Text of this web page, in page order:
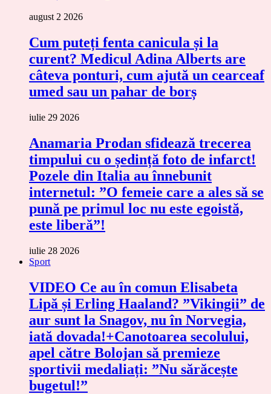
august 2 2026
Cum puteți fenta canicula și la
curent? Medicul Adina Alberts are
câteva ponturi, cum ajută un cearceaf
umed sau un pahar de borș
iulie 29 2026
Anamaria Prodan sfidează trecerea
timpului cu o ședință foto de infarct!
Pozele din Italia au înnebunit
internetul: ”O femeie care a ales să se
pună pe primul loc nu este egoistă,
este liberă”!
iulie 28 2026
Sport
VIDEO Ce au în comun Elisabeta
Lipă și Erling Haaland? ”Vikingii” de
aur sunt la Snagov, nu în Norvegia,
iată dovada!+Canotoarea secolului,
apel către Bolojan să premieze
sportivii medaliați: ”Nu sărăcește
bugetul!”